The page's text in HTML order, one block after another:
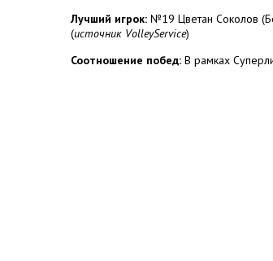
Лучший игрок: №19 Цветан Соколов
(источник VolleyService)
Соотношение побед: В рамках